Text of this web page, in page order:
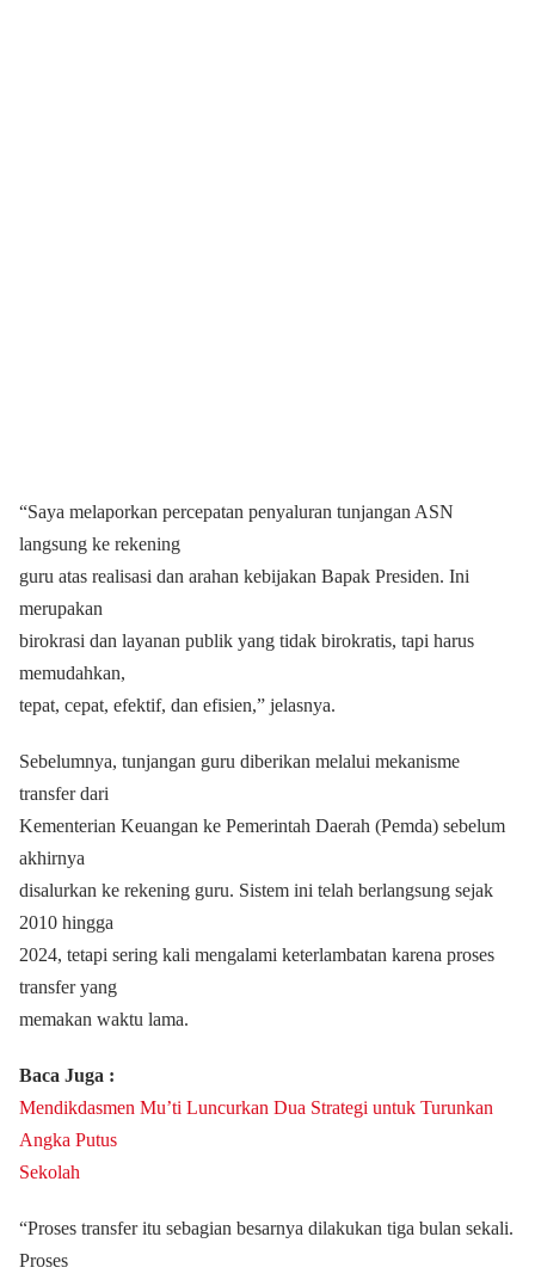
“Saya melaporkan percepatan penyaluran tunjangan ASN
langsung ke rekening
guru atas realisasi dan arahan kebijakan Bapak Presiden. Ini
merupakan
birokrasi dan layanan publik yang tidak birokratis, tapi harus
memudahkan,
tepat, cepat, efektif, dan efisien,” jelasnya.
Sebelumnya, tunjangan guru diberikan melalui mekanisme
transfer dari
Kementerian Keuangan ke Pemerintah Daerah (Pemda) sebelum
akhirnya
disalurkan ke rekening guru. Sistem ini telah berlangsung sejak
2010 hingga
2024, tetapi sering kali mengalami keterlambatan karena proses
transfer yang
memakan waktu lama.
Baca Juga :
Mendikdasmen Mu’ti Luncurkan Dua Strategi untuk Turunkan
Angka Putus
Sekolah
“Proses transfer itu sebagian besarnya dilakukan tiga bulan sekali.
Proses